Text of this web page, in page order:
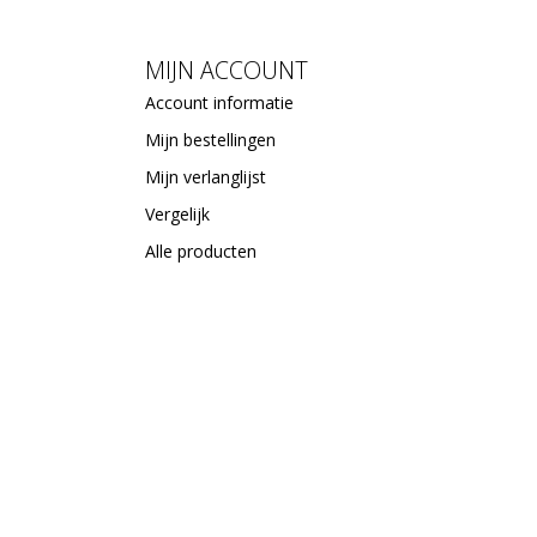
MIJN ACCOUNT
Account informatie
Mijn bestellingen
Mijn verlanglijst
Vergelijk
Alle producten